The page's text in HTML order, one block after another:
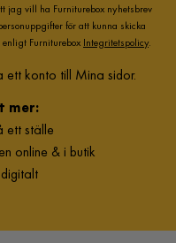
jag vill ha Furniturebox nyhetsbrev
för att kunna skicka
Furniturebox Integritetspolicy.
ett konto till Mina sidor.
mer:
ett ställe
online & i butik